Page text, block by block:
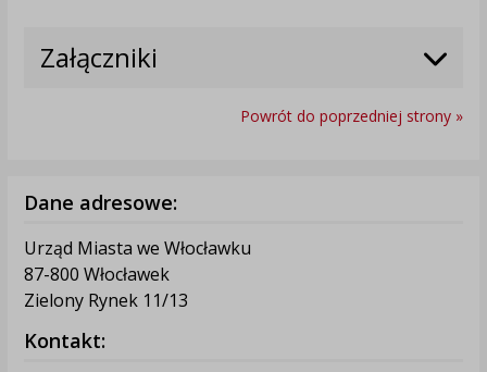
Załączniki
Powrót do poprzedniej strony »
Dane adresowe:
Urząd Miasta we Włocławku
87-800 Włocławek
Zielony Rynek 11/13
Kontakt: